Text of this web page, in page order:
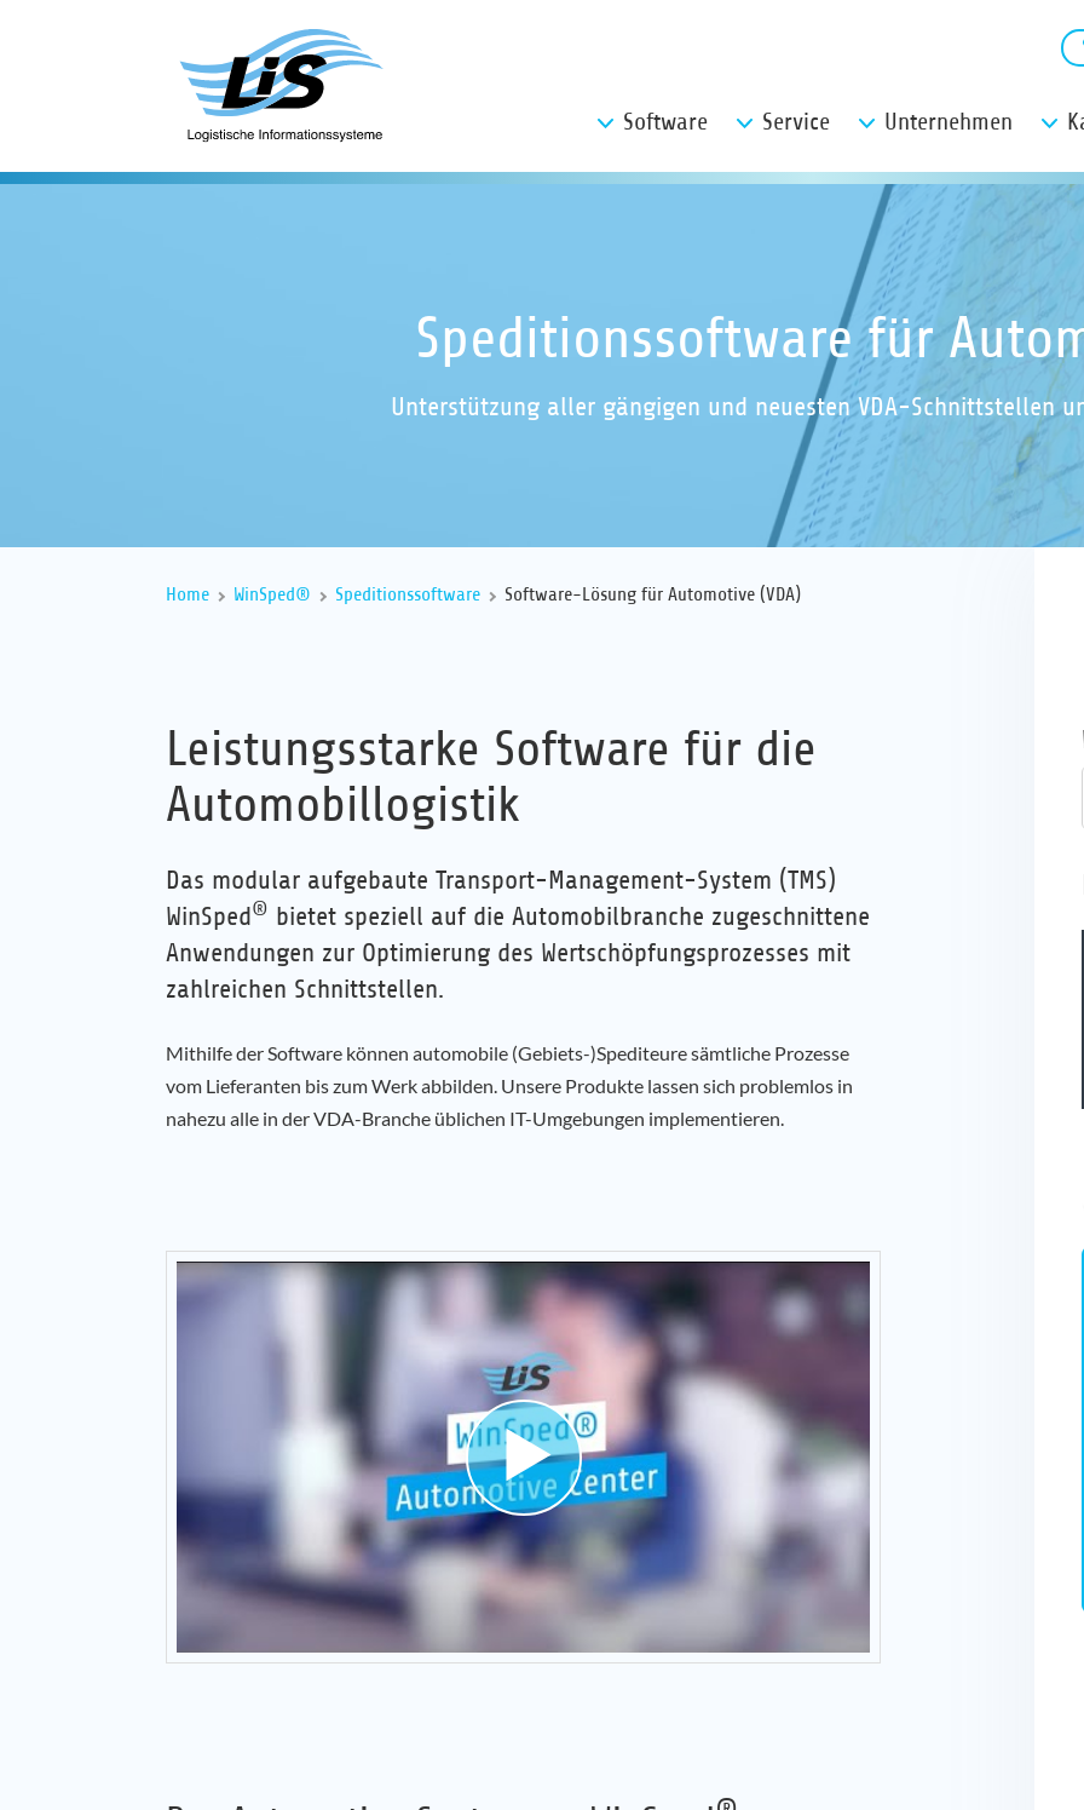
Software Service Unternehmen
Speditionssoftware für
Unterstützung aller gängigen und neuesten VDA-Schnittstellen
Home WinSped® Speditionssoftware Software-Lösung für Automotive (VDA)
Leistungsstarke Software für die
Automobillogistik
Das modular aufgebaute Transport-Management-System (TMS)
WinSped ® bietet speziell auf die Automobilbranche zugeschnittene
Anwendungen zur Optimierung des Wertschöpfungsprozesses mit
zahlreichen Schnittstellen.
Mithilfe der Software können automobile (Gebiets-)Spediteure sämtliche Prozesse
vom Lieferanten bis zum Werk abbilden. Unsere Produkte lassen sich problemlos in
nahezu alle in der VDA-Branche üblichen IT-Umgebungen implementieren.